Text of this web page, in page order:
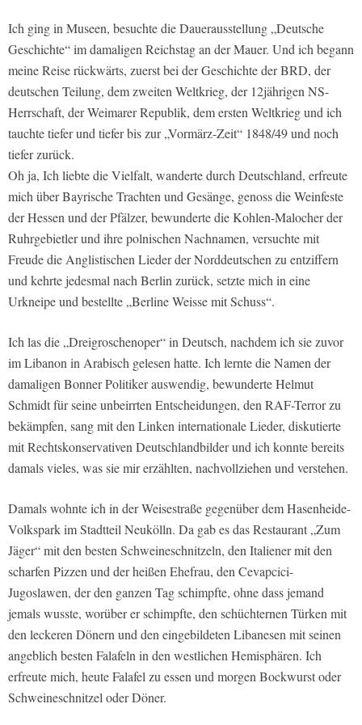
Ich ging in Museen, besuchte die Dauerausstellung „Deutsche
Geschichte“ im damaligen Reichstag an der Mauer. Und ich begann
meine Reise rückwärts, zuerst bei der Geschichte der BRD, der
deutschen Teilung, dem zweiten Weltkrieg, der 12jährigen NS-
Herrschaft, der Weimarer Republik, dem ersten Weltkrieg und ich
tauchte tiefer und tiefer bis zur „Vormärz-Zeit“ 1848/49 und noch
tiefer zurück.
Oh ja, Ich liebte die Vielfalt, wanderte durch Deutschland, erfreute
mich über Bayrische Trachten und Gesänge, genoss die Weinfeste
der Hessen und der Pfälzer, bewunderte die Kohlen-Malocher der
Ruhrgebietler und ihre polnischen Nachnamen, versuchte mit
Freude die Anglistischen Lieder der Norddeutschen zu entziffern
und kehrte jedesmal nach Berlin zurück, setzte mich in eine
Urkneipe und bestellte „Berline Weisse mit Schuss“.
Ich las die „Dreigroschenoper“ in Deutsch, nachdem ich sie zuvor
im Libanon in Arabisch gelesen hatte. Ich lernte die Namen der
damaligen Bonner Politiker auswendig, bewunderte Helmut
Schmidt für seine unbeirrten Entscheidungen, den RAF-Terror zu
bekämpfen, sang mit den Linken internationale Lieder, diskutierte
mit Rechtskonservativen Deutschlandbilder und ich konnte bereits
damals vieles, was sie mir erzählten, nachvollziehen und verstehen.
Damals wohnte ich in der Weisestraße gegenüber dem Hasenheide-
Volkspark im Stadtteil Neukölln. Da gab es das Restaurant „Zum
Jäger“ mit den besten Schweineschnitzeln, den Italiener mit den
scharfen Pizzen und der heißen Ehefrau, den Cevapcici-
Jugoslawen, der den ganzen Tag schimpfte, ohne dass jemand
jemals wusste, worüber er schimpfte, den schüchternen Türken mit
den leckeren Dönern und den eingebildeten Libanesen mit seinen
angeblich besten Falafeln in den westlichen Hemisphären. Ich
erfreute mich, heute Falafel zu essen und morgen Bockwurst oder
Schweineschnitzel oder Döner.